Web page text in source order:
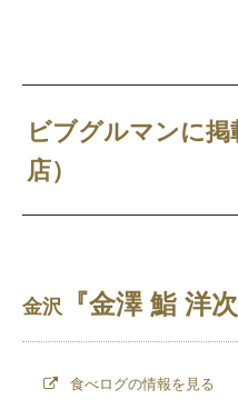
ビブグルマンに
店）
金沢 『金澤 鮨 洋次
食べログの情報を見る